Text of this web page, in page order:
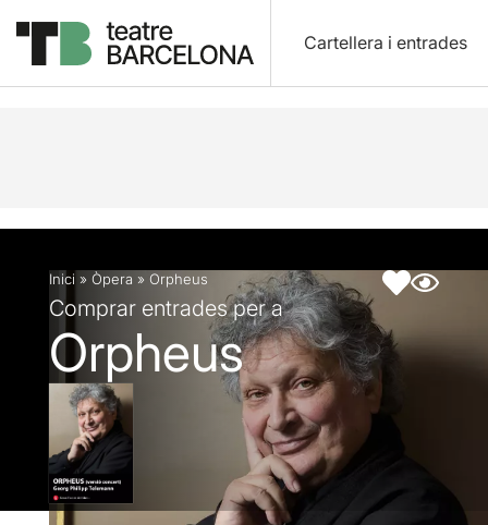
Cartellera i entrades
Descripció Fitxa artística Articles
Inici » Òpera » Orpheus
Comprar entrades per a
Orpheus